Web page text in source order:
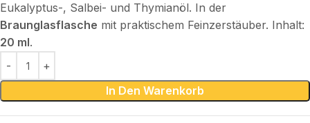
Eukalyptus-, Salbei- und Thymianöl. In der
Braunglasflasche mit praktischem Feinzerstäuber. Inhalt:
20 ml.
In Den Warenkorb